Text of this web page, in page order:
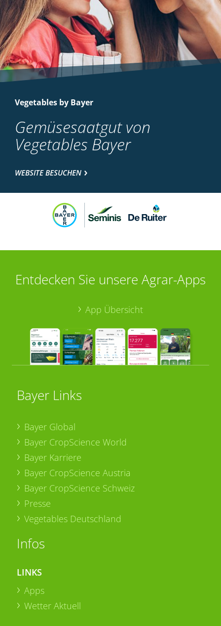
Vegetables by Bayer
Gemüsesaatgut von
Vegetables Bayer
WEBSITE BESUCHEN
Entdecken Sie unsere Agrar-Apps
App Übersicht
Bayer Links
Bayer Global
Bayer CropScience World
Bayer Karriere
Bayer CropScience Austria
Bayer CropScience Schweiz
Presse
Vegetables Deutschland
Infos
LINKS
Apps
Wetter Aktuell